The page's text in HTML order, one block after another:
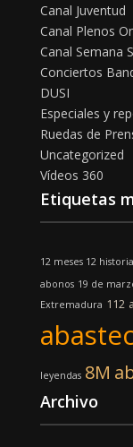
Canal Juventud
Canal Plenos
Canal Semana
Conciertos
DUSI
Especiales y
Ruedas de
Uncategorized
Vídeos 360
Etiquetas
12 meses 12
abonos 19 de
Extremadura 112
leyendas 8M
Archivo